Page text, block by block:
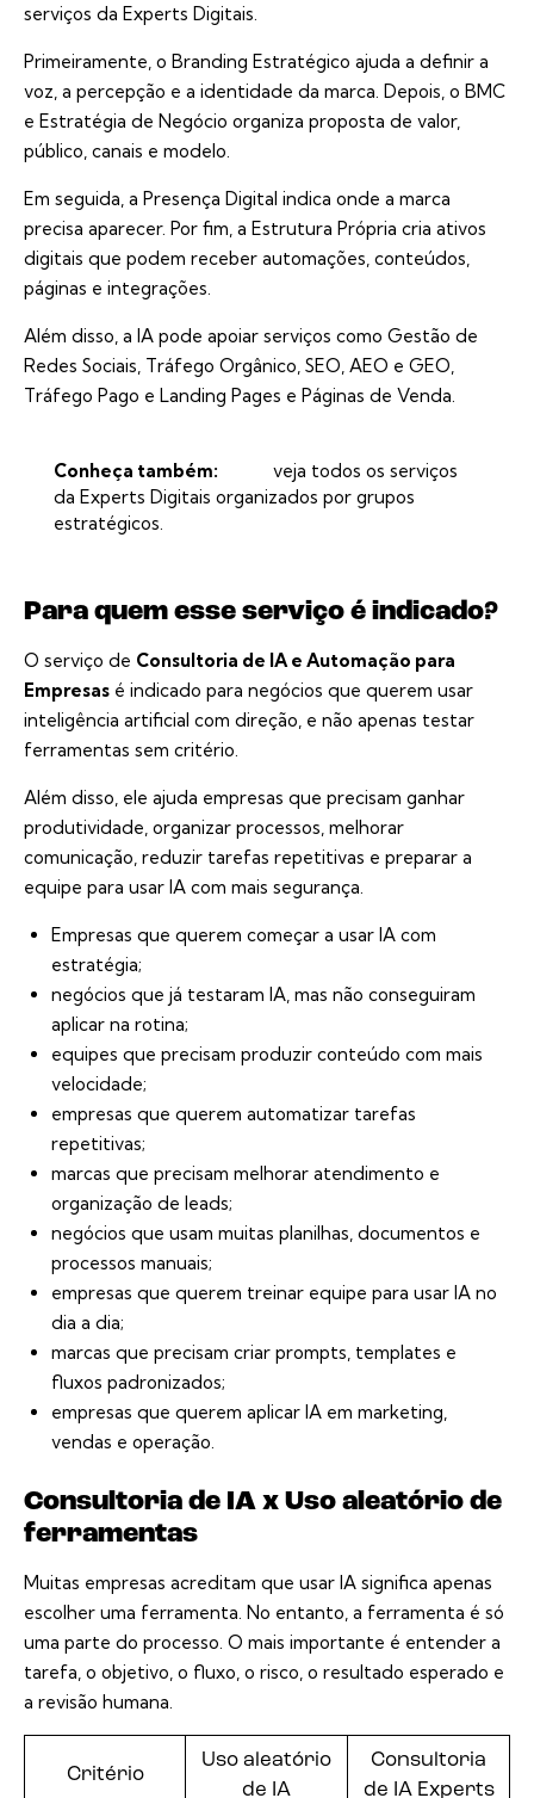
serviços da Experts Digitais.
Primeiramente, o Branding Estratégico ajuda a definir a
voz, a percepção e a identidade da marca. Depois, o BMC
e Estratégia de Negócio organiza proposta de valor,
público, canais e modelo.
Em seguida, a Presença Digital indica onde a marca
precisa aparecer. Por fim, a Estrutura Própria cria ativos
digitais que podem receber automações, conteúdos,
páginas e integrações.
Além disso, a IA pode apoiar serviços como Gestão de
Redes Sociais, Tráfego Orgânico, SEO, AEO e GEO,
Tráfego Pago e Landing Pages e Páginas de Venda.
Conheça também:
veja todos os serviços
da Experts Digitais organizados por grupos
estratégicos.
Para quem esse serviço é indicado?
O serviço de Consultoria de IA e Automação para
Empresas é indicado para negócios que querem usar
inteligência artificial com direção, e não apenas testar
ferramentas sem critério.
Além disso, ele ajuda empresas que precisam ganhar
produtividade, organizar processos, melhorar
comunicação, reduzir tarefas repetitivas e preparar a
equipe para usar IA com mais segurança.
Empresas que querem começar a usar IA com
estratégia;
negócios que já testaram IA, mas não conseguiram
aplicar na rotina;
equipes que precisam produzir conteúdo com mais
velocidade;
empresas que querem automatizar tarefas
repetitivas;
marcas que precisam melhorar atendimento e
organização de leads;
negócios que usam muitas planilhas, documentos e
processos manuais;
empresas que querem treinar equipe para usar IA no
dia a dia;
marcas que precisam criar prompts, templates e
fluxos padronizados;
empresas que querem aplicar IA em marketing,
vendas e operação.
Consultoria de IA x Uso aleatório de
ferramentas
Muitas empresas acreditam que usar IA significa apenas
escolher uma ferramenta. No entanto, a ferramenta é só
uma parte do processo. O mais importante é entender a
tarefa, o objetivo, o fluxo, o risco, o resultado esperado e
a revisão humana.
Critério
Uso aleatório
de IA
Consultoria
de IA Experts